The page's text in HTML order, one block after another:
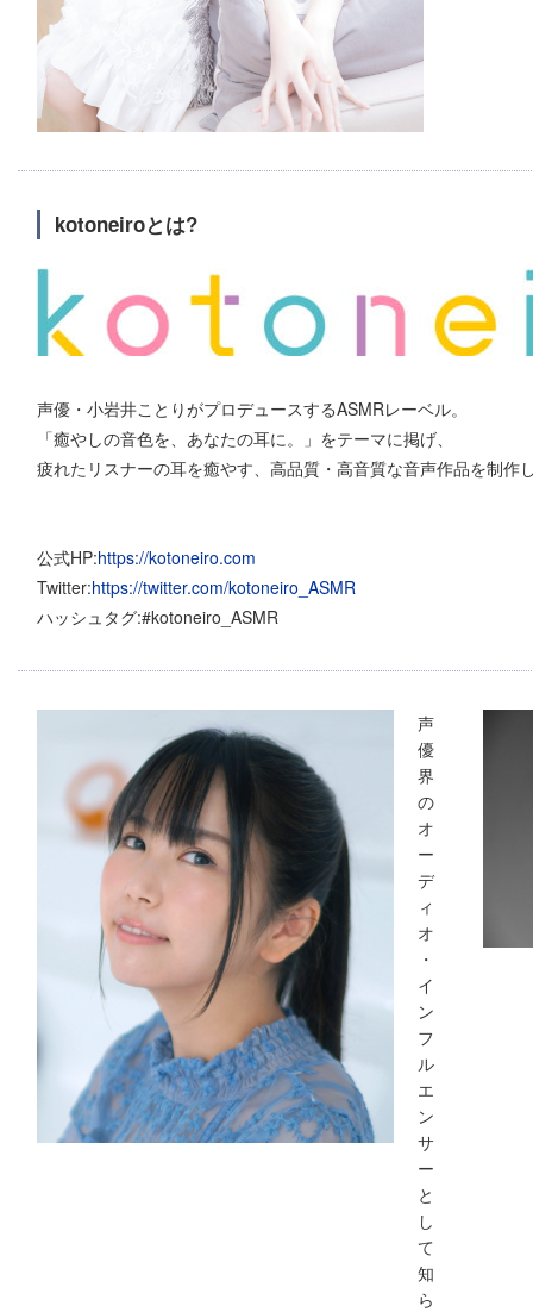
kotoneiroとは?
声優・小岩井ことりがプロデュースするASMRレーベル。
「癒やしの音色を、あなたの耳に。」をテーマに掲げ、
疲れたリスナーの耳を癒やす、高品質・高音質な音声作品を制作
公式HP:https://kotoneiro.com
Twitter:https://twitter.com/kotoneiro_ASMR
ハッシュタグ:#kotoneiro_ASMR
声
優
界
の
オ
ー
デ
ィ
オ
・
イ
ン
フ
ル
エ
ン
サ
ー
と
し
て
知
ら